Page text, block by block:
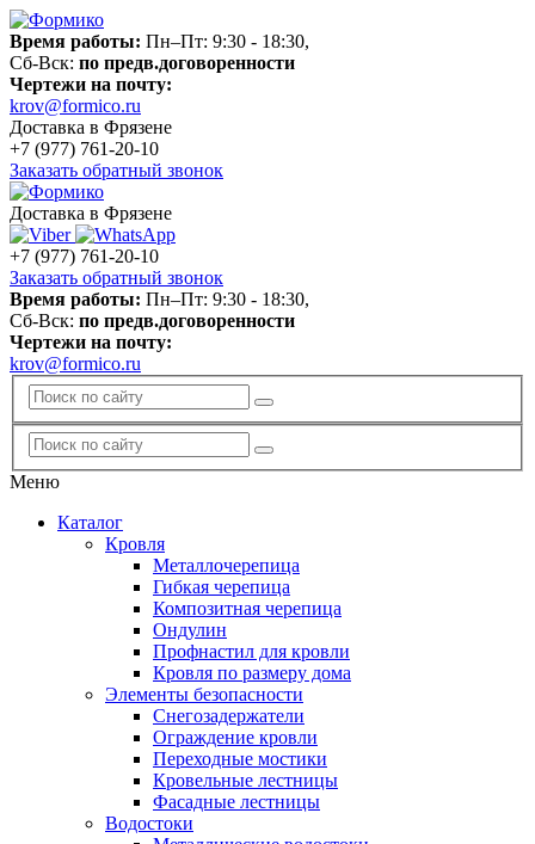
Время работы: Пн–Пт: 9:30 - 18:30,
Сб-Вск: по предв.договоренности
Чертежи на почту:
krov@formico.ru
Доставка в Фрязене
+7 (977) 761-20-10
Заказать обратный звонок
Доставка в Фрязене
+7 (977) 761-20-10
Заказать обратный звонок
Время работы: Пн–Пт: 9:30 - 18:30,
Сб-Вск: по предв.договоренности
Чертежи на почту:
krov@formico.ru
Меню
Каталог
Кровля
Металлочерепица
Гибкая черепица
Композитная черепица
Ондулин
Профнастил для кровли
Кровля по размеру дома
Элементы безопасности
Снегозадержатели
Ограждение кровли
Переходные мостики
Кровельные лестницы
Фасадные лестницы
Водостоки